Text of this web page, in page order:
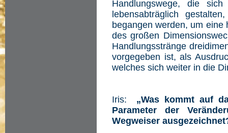
Handlungswege, die
lebensabträglich
begangen werden, um
des großen
Handlungsstränge
vorgegeben ist, als
welches sich weiter in die
Iris:
„Was kommt auf
Parameter der
Wegweiser